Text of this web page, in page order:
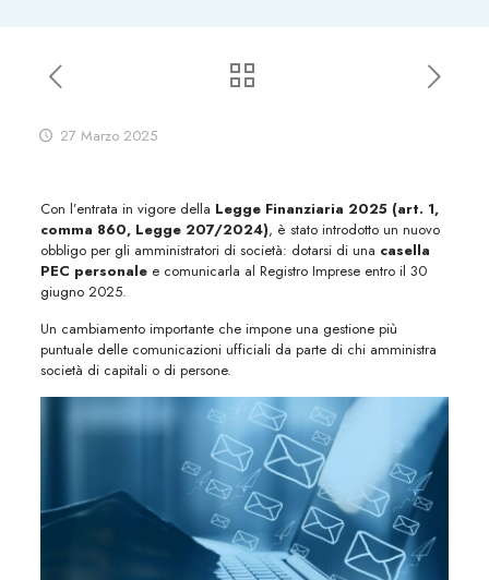
27 Marzo 2025
Con l’entrata in vigore della Legge Finanziaria 2025 (art. 1,
comma 860, Legge 207/2024), è stato introdotto un nuovo
obbligo per gli amministratori di società: dotarsi di una casella
PEC personalee comunicarla al Registro Imprese entro il 30
giugno 2025.
Un cambiamento importante che impone una gestione più
puntuale delle comunicazioni ufficiali da parte di chi amministra
società di capitali o di persone.